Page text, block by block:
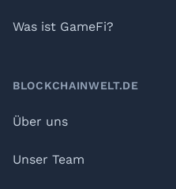
Was ist GameFi?
BLOCKCHAINWELT.DE
Über uns
Unser Team